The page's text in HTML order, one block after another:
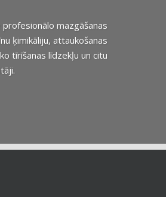
mazgāšanas
ķimikāliju, attaukošanas
tīrīšanas līdzekļu un citu